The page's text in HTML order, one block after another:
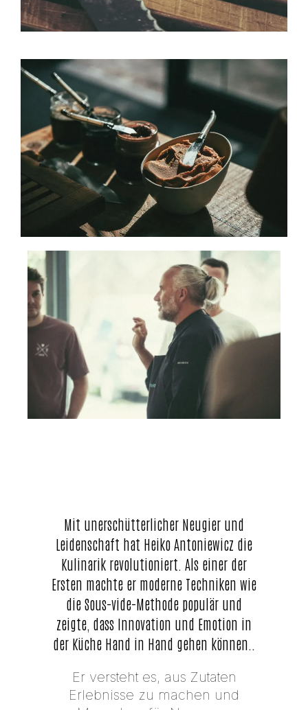
Mit unerschütterlicher Neugier und
Leidenschaft hat Heiko Antoniewicz die
Kulinarik revolutioniert. Als einer der
Ersten machte er moderne Techniken wie
die Sous-vide-Methode populär und
zeigte, dass Innovation und Emotion in
der Küche Hand in Hand gehen können..
Er versteht es, aus Zutaten
Erlebnisse zu machen und